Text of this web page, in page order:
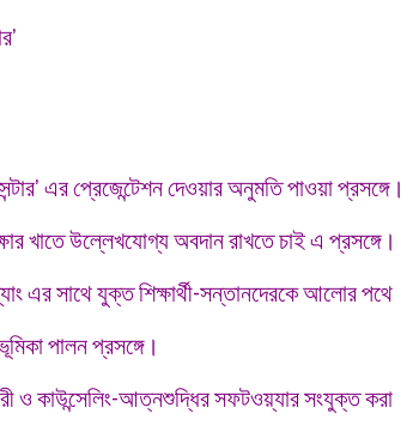
এর প্রেজেন্টেশন দেওয়ার অনুমতি পাওয়া প্রসঙ্গে।
খাতে উল্লেখযোগ্য অবদান রাখতে চাই এ প্রসঙ্গে।
এর সাথে যুক্ত শিক্ষার্থী-সন্তানদেরকে আলোর পথে
পালন প্রসঙ্গে।
ও কাউন্সেলিং-আত্নশুদ্ধির সফটওয়্যার সংযুক্ত করা